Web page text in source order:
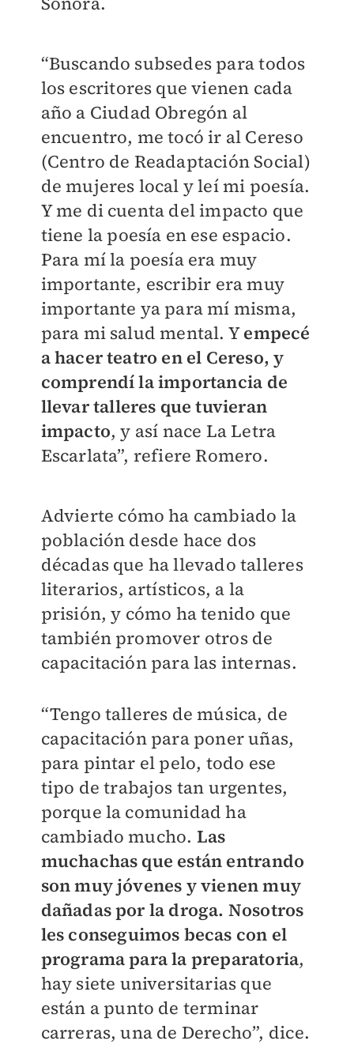
“Buscando subsedes para todos
los escritores que vienen cada
año a Ciudad Obregón al
encuentro, me tocó ir al Cereso
(Centro de Readaptación Social)
de mujeres local y leí mi poesía.
Y me di cuenta del impacto que
tiene la poesía en ese espacio.
Para mí la poesía era muy
importante, escribir era muy
importante ya para mí misma,
para mi salud mental. Yempecé
a hacer teatro en el Cereso, y
comprendí la importancia de
llevar talleres que tuvieran
impacto, y así nace La Letra
Escarlata”, refiere Romero.
Advierte cómo ha cambiado la
población desde hace dos
décadas que ha llevado talleres
literarios, artísticos, a la
prisión, y cómo ha tenido que
también promover otros de
capacitación para las internas.
“Tengo talleres de música, de
capacitación para poner uñas,
para pintar el pelo, todo ese
tipo de trabajos tan urgentes,
porque la comunidad ha
cambiado mucho. Las
muchachas que están entrando
son muy jóvenes y vienen muy
dañadas por la droga. Nosotros
les conseguimos becas con el
programa para la preparatoria,
hay siete universitarias que
están a punto de terminar
carreras, una de Derecho”, dice.